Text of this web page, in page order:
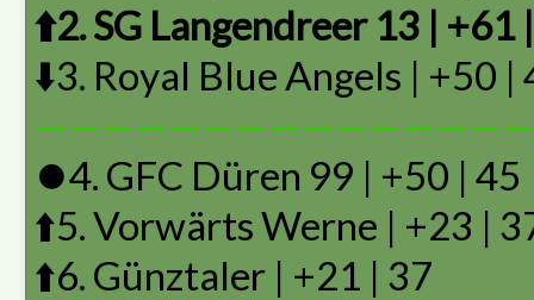
⬆️2. SG Langendreer 13 | +61
⬇️3. Royal Blue Angels | +50 |
⏺️4. GFC Düren 99 | +50 | 45
⬆️5. Vorwärts Werne | +23 |
⬆️6. Günztaler | +21 | 37